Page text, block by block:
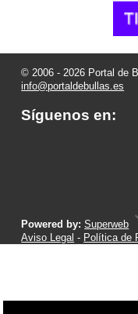
© 2006 - 2026 Portal de
info@portaldebullas.es
Síguenos en:
Powered by:Superweb
Aviso Legal - Política de